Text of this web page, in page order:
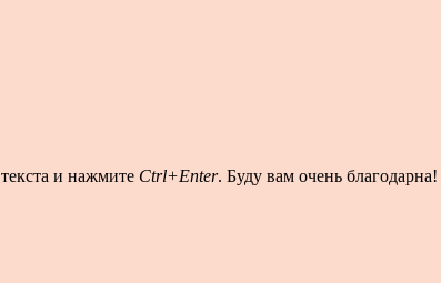
и нажмите Ctrl+Enter. Буду вам очень благодарна!